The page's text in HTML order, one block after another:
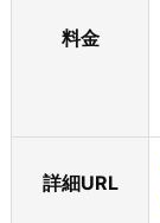
料金
詳細URL